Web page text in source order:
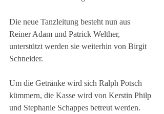
Die neue Tanzleitung besteht nun aus
Reiner Adam und Patrick Welther,
unterstützt werden sie weiterhin von Birgit
Schneider.
Um die Getränke wird sich Ralph Potsch
kümmern, die Kasse wird von Kerstin Philp
und Stephanie Schappes betreut werden.